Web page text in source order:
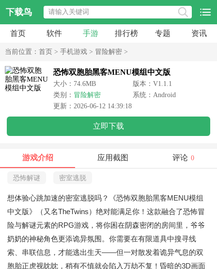
下载鸟
首页 软件 手游 排行榜 专题 资讯
当前位置： 首页 > 手机游戏 > 冒险解密 >
恐怖双胞胎黑客MENU模组中文版
大小：74.6MB
版本：V1.1.1
类别： 冒险解密
系统：Android
更新：2026-06-12 14:39:18
立即下载
游戏介绍 应用截图 评论 0
恐怖解谜 密室逃脱
想体验心跳加速的密室逃脱吗？《恐怖双胞胎黑客MENU模组
中文版》（又名TheTwins）绝对能满足你！这款融合了恐怖冒
险与解谜元素的RPG游戏，将你困在阴森密闭的房间里，爷爷
奶奶的神秘角色更添诡异氛围。你需要在有限道具中搜寻线
索、串联信息，才能逃出生天——但一对散发着诡异气息的双
胞胎正虎视眈眈，稍有不慎就会陷入万劫不复！昏暗的3D画面